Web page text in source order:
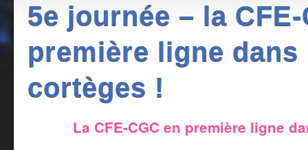
5e journée – la CFE-
première ligne dans
cortèges !
La CFE-CGC en première ligne